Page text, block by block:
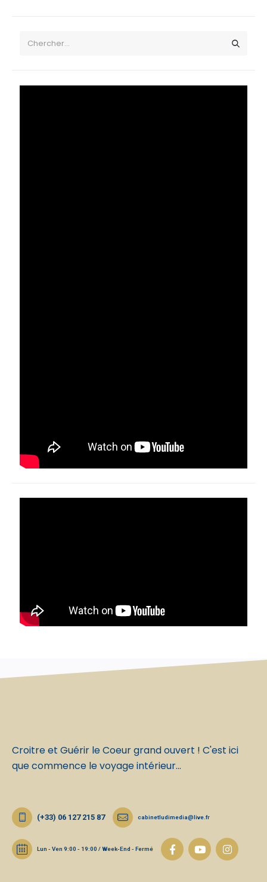
Croitre et Guérir le Coeur grand ouvert ! C'est ici
que commence le voyage intérieur...
(+33) 06 127 215 87 cabinetludimedia@live.fr
Lun - Ven 9:00 - 19:00 / Week-End - Fermé